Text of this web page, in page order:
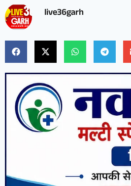
live36garh